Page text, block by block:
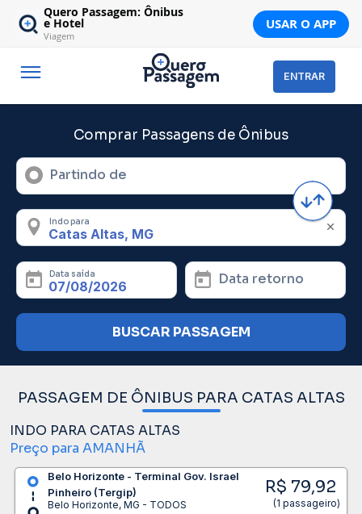
Quero Passagem: Ônibus
e Hotel
Viagem
USAR O APP
ENTRAR
Comprar Passagens de Ônibus
Partindo de
Indo para
Data saída Data retorno
BUSCAR PASSAGEM
PASSAGEM DE ÔNIBUS PARA CATAS ALTAS
INDO PARA CATAS ALTAS
Preço para AMANHÃ
Belo Horizonte - Terminal Gov. Israel
Pinheiro (Tergip)
Belo Horizonte, MG - TODOS
R$ 79,92
(1 passageiro)